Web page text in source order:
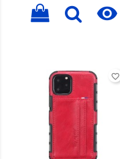

favorite_border